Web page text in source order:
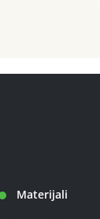
Materijali